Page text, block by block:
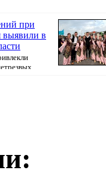
при
выявили в